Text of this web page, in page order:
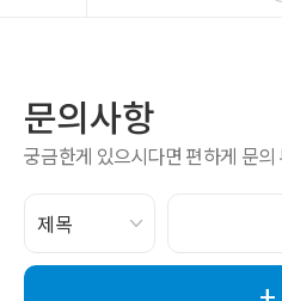
문의사항
궁금한게 있으시다면 편하게 문의